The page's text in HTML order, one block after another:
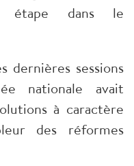
étape dans le
dernières sessions
nationale avait
à caractère
des réformes